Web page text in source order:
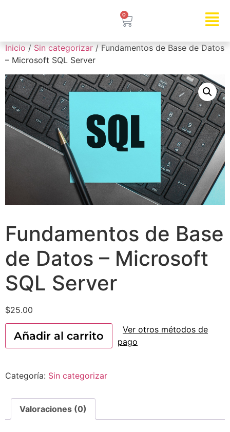
0
Inicio / Sin categorizar / Fundamentos de Base de Datos
– Microsoft SQL Server
Fundamentos de Base
de Datos – Microsoft
SQL Server
$25.00
Añadir al carrito
Ver otros métodos de
pago
Categoría: Sin categorizar
Valoraciones (0)